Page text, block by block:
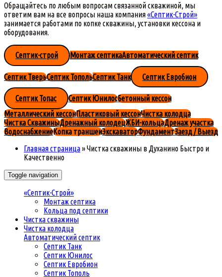
Обращайтесь по любым вопросам связанной скважиной, мы
ответим вам на все вопросы наша компания«Септик-Строй»
занимается работами по копке скважины, установки кессона и
оборудования.
Септик-строй Монтаж септикаАвтоматический септик
Септик ТверьСептик ТопольСептик Танк Септик Евробион
Септик Топас Септик ЮнилосБетонный кессон
Металлический кессонПластиковый кессонЧистка колодца
Чистка СкважиныДренажный колодецЖБИ-кольцаДренаж участка
ВодоснабжениеКопка траншеиЭкскаваторФундаментЗаезд / Выезд
Главная страница»Чистка скважины в Духанино Быстро и
Качественно
Toggle navigation
«Септик-Строй»
Монтаж септика
Кольца под септики
Чистка скважины
Чистка колодца
Автоматический септик
Септик Танк
Септик Юнилос
Септик Евробион
Септик Тополь